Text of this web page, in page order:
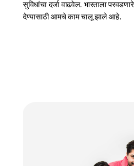
सुविधांचा दर्जा वाढवेल. भारताला
देण्यासाठी आमचे काम चालू झाले आहे.